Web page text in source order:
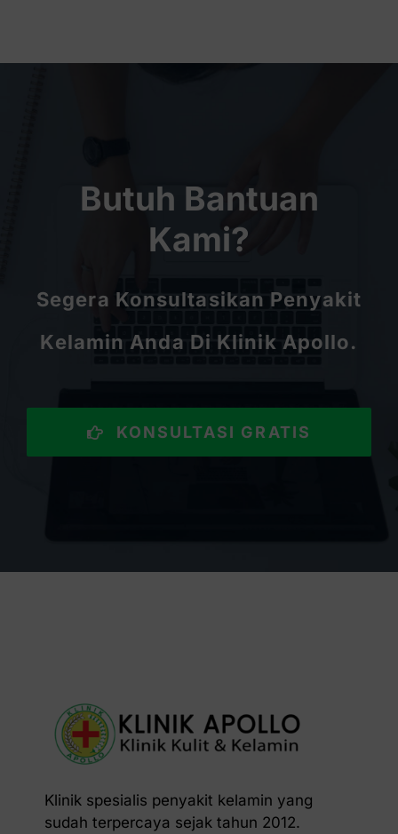
Butuh Bantuan
Kami?
Segera Konsultasikan Penyakit
Kelamin Anda Di Klinik Apollo.
KONSULTASI GRATIS
Klinik spesialis penyakit kelamin yang
sudah terpercaya sejak tahun 2012.